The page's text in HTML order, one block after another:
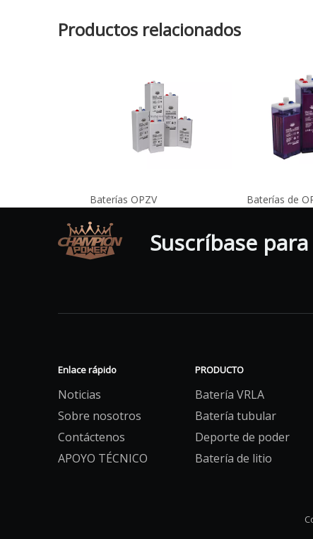
Productos relacionados
Baterías OPZV Baterías de
Suscríbase
Enlace rápido
Noticias
Sobre nosotros
Contáctenos
APOYO TÉCNICO
PRODUCTO
Batería VRLA
Batería tubular
Deporte de poder
Batería de litio